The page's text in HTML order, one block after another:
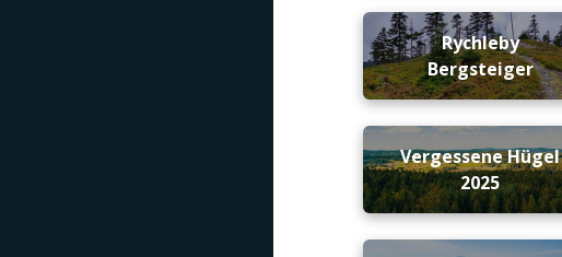
Rychleby
Bergsteiger
Vergessene Hügel
2025